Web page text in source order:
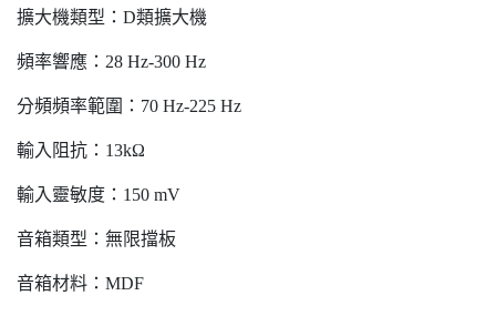
擴大機類型：D類擴大機
頻率響應：28 Hz-300 Hz
分頻頻率範圍：70 Hz-225 Hz
輸入阻抗：13kΩ
輸入靈敏度：150 mV
音箱類型：無限擋板
音箱材料：MDF